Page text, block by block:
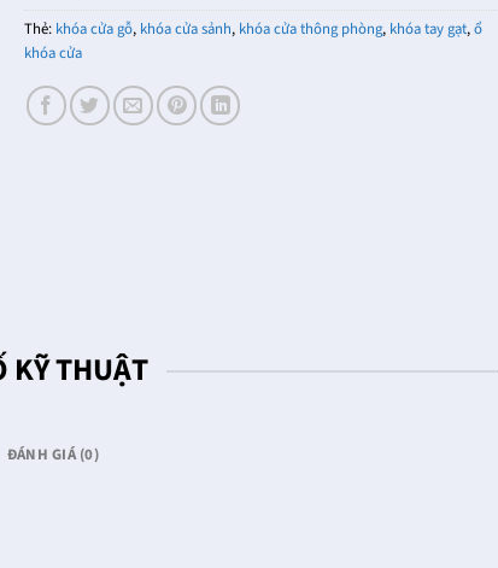
Thẻ: khóa cửa gỗ, khóa cửa sảnh, khóa cửa thông phòng, khóa tay gạt,ổ
khóa cửa
KỸ THUẬT
ĐÁNH GIÁ (0)